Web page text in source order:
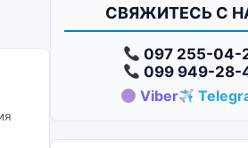
СВЯЖИТЕСЬ С
097 255-04-
099 949-28-
Viber